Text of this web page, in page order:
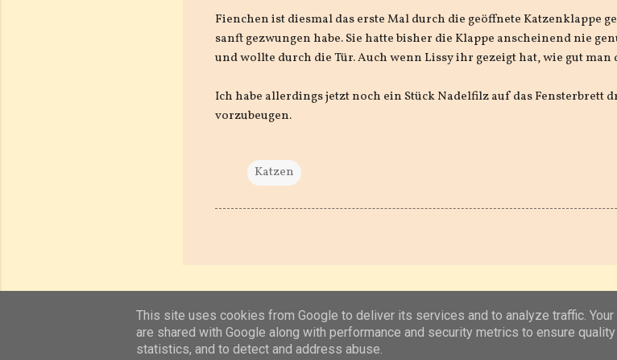
Fienchen ist diesmal das erste Mal durch die geöffnete Katzenklappe
sanft gezwungen habe. Sie hatte bisher die Klappe anscheinend nie
und wollte durch die Tür. Auch wenn Lissy ihr gezeigt hat, wie gut
Ich habe allerdings jetzt noch ein Stück Nadelfilz auf das Fensterbrett
vorzubeugen.
Katzen
(c) 2019, 2020 Jens Unterkötter,
This site uses cookies from Google to deliver its services and to analyze traffic.
are shared with Google along with performance and security metrics to ensure
statistics, and to detect and address abuse.